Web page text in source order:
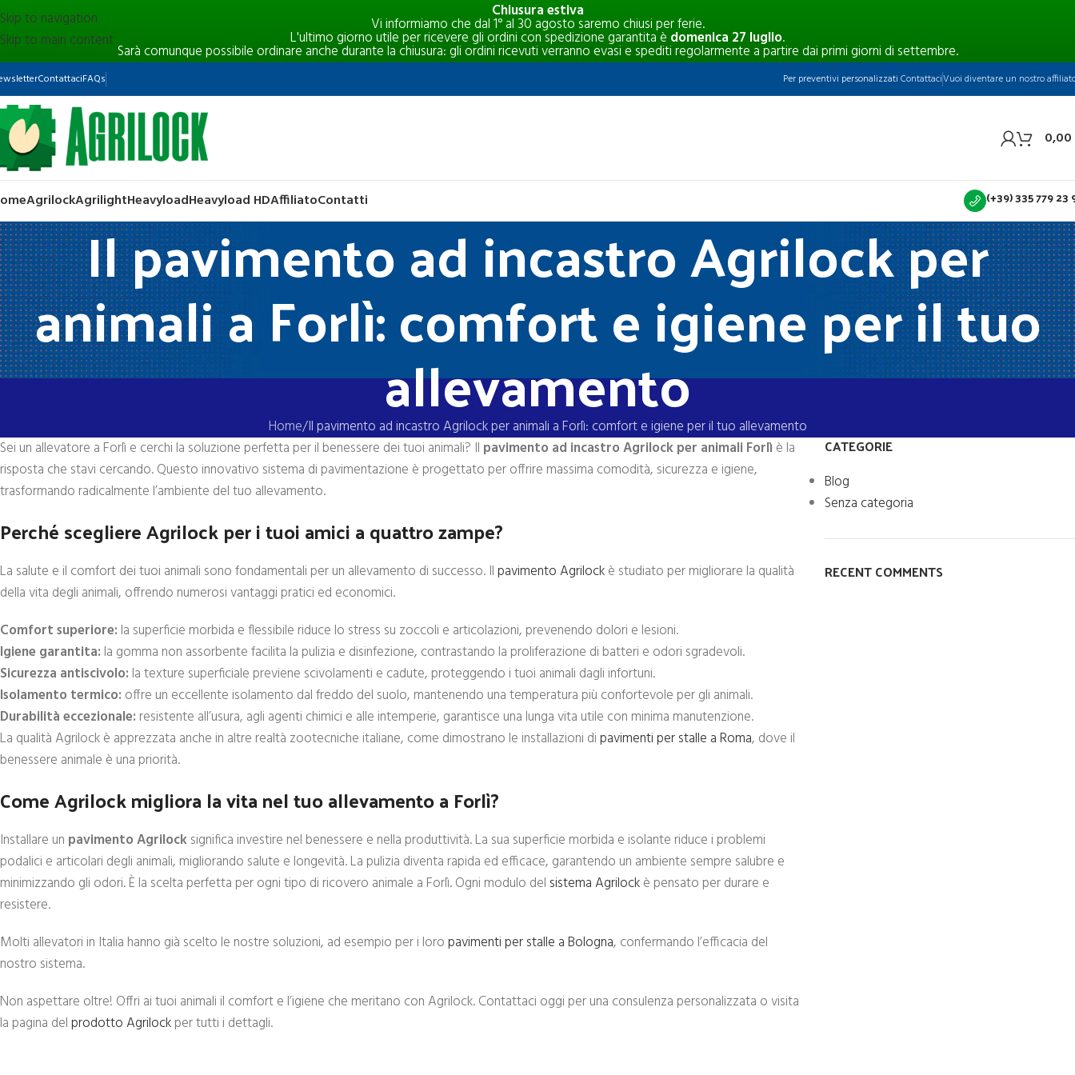
Chiusura estiva
Vi informiamo che dal 1° al 30 agosto saremo chiusi per ferie.
L'ultimo giorno utile per ricevere gli ordini con spedizione garantita è domenica 27 luglio.
Sarà comunque possibile ordinare anche durante la chiusura: gli ordini ricevuti verranno evasi e spediti regolarmente a partire dai primi giorni di settembre.
Skip to navigation
Skip to main content
ContattaciFAQs Per preventivi personalizzati ContattaciVuoi diventare un nostro
0,00
AgrilockAgrilightHeavyloadHeavyload HDAffiliatoContatti (+39) 335 779 23
Il pavimento ad incastro Agrilock per
animali a Forlì: comfort e igiene per il tuo
allevamento
Home Il pavimento ad incastro Agrilock per animali a Forlì: comfort e igiene per il tuo allevamento
Sei un allevatore a Forlì e cerchi la soluzione perfetta per il benessere dei tuoi animali? Il pavimento ad incastro Agrilock per animali Forlì è la
risposta che stavi cercando. Questo innovativo sistema di pavimentazione è progettato per offrire massima comodità, sicurezza e igiene,
trasformando radicalmente l’ambiente del tuo allevamento.
Perché scegliere Agrilock per i tuoi amici a quattro zampe?
La salute e il comfort dei tuoi animali sono fondamentali per un allevamento di successo. Ilpavimento Agrilockè studiato per migliorare la qualità
della vita degli animali, offrendo numerosi vantaggi pratici ed economici.
Comfort superiore: la superficie morbida e flessibile riduce lo stress su zoccoli e articolazioni, prevenendo dolori e lesioni.
Igiene garantita: la gomma non assorbente facilita la pulizia e disinfezione, contrastando la proliferazione di batteri e odori sgradevoli.
Sicurezza antiscivolo: la texture superficiale previene scivolamenti e cadute, proteggendo i tuoi animali dagli infortuni.
Isolamento termico: offre un eccellente isolamento dal freddo del suolo, mantenendo una temperatura più confortevole per gli animali.
Durabilità eccezionale: resistente all’usura, agli agenti chimici e alle intemperie, garantisce una lunga vita utile con minima manutenzione.
La qualità Agrilock è apprezzata anche in altre realtà zootecniche italiane, come dimostrano le installazioni dipavimenti per stalle a Roma, dove il
benessere animale è una priorità.
Come Agrilock migliora la vita nel tuo allevamento a Forlì?
Installare un pavimento Agrilocksignifica investire nel benessere e nella produttività. La sua superficie morbida e isolante riduce i problemi
podalici e articolari degli animali, migliorando salute e longevità. La pulizia diventa rapida ed efficace, garantendo un ambiente sempre salubre e
minimizzando gli odori. È la scelta perfetta per ogni tipo di ricovero animale a Forlì. Ogni modulo del sistema Agrilockè pensato per durare e
resistere.
Molti allevatori in Italia hanno già scelto le nostre soluzioni, ad esempio per i loropavimenti per stalle a Bologna, confermando l’efficacia del
nostro sistema.
Non aspettare oltre! Offri ai tuoi animali il comfort e l’igiene che meritano con Agrilock. Contattaci oggi per una consulenza personalizzata o visita
la pagina delprodotto Agrilockper tutti i dettagli.
CATEGORIE
Blog
Senza categoria
RECENT COMMENTS